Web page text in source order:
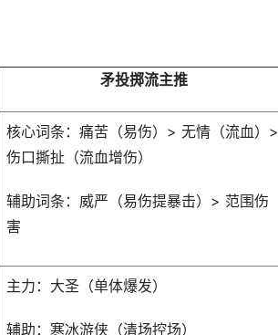
矛投掷流主推
核心词条：痛苦（易伤）> 无情（流血）>
伤口撕扯（流血增伤）
辅助词条：威严（易伤提暴击）> 范围伤
害
主力：大圣（单体爆发）
辅助：寒冰游侠（清场控场）